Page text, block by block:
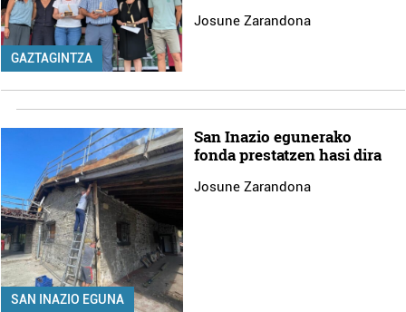
GAZTAGINTZA
Josune Zarandona
SAN INAZIO EGUNA
San Inazio egunerako
fonda prestatzen hasi dira
Josune Zarandona